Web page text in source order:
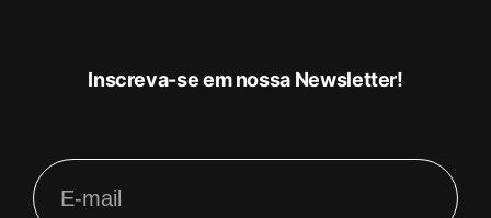
Inscreva-se em nossa Newsletter!